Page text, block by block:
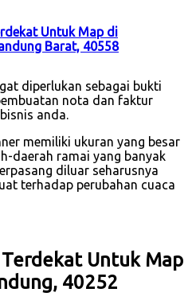
Untuk Map di
Barat, 40558
diperlukan sebagai bukti
nota dan faktur
anda.
memiliki ukuran yang besar
daerah ramai yang banyak
diluar seharusnya
terhadap perubahan cuaca
Untuk Map
40252